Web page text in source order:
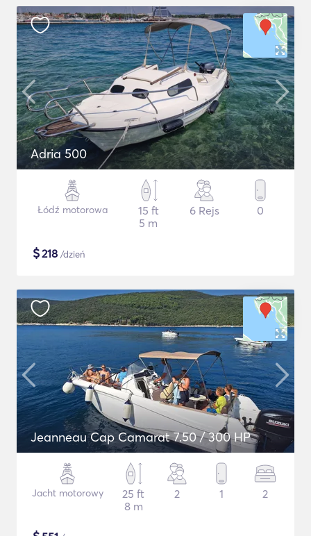
Adria 500
Łódź motorowa
15 ft
5 m
6 Rejs 0
$218 /dzień
Jeanneau Cap Camarat 7.50 / 300 HP
Jacht motorowy
25 ft
8 m
2 1 2